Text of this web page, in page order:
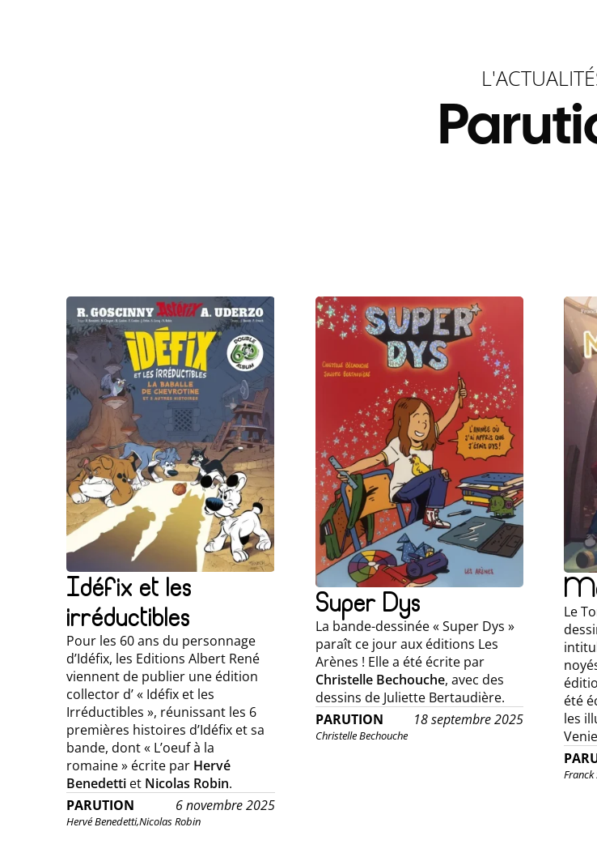
Idéfix et les
irréductibles
Pour les 60 ans du personnage
d’Idéfix, les Editions Albert René
viennent de publier une édition
collector d’ « Idéfix et les
Irréductibles », réunissant les 6
premières histoires d’Idéfix et sa
bande, dont « L’oeuf à la
romaine » écrite par Hervé
Benedetti et Nicolas Robin.
PARUTION
6 novembre 2025
Hervé Benedetti,Nicolas Robin
Super Dys
La bande-dessinée « Super Dys »
paraît ce jour aux éditions Les
Arènes ! Elle a été écrite par
Christelle Bechouche, avec des
dessins de Juliette Bertaudière.
PARUTION
18 septembre 2025
Christelle Bechouche
Le
été
les